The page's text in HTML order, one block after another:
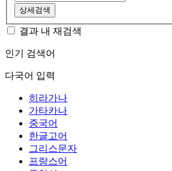
상세검색
결과 내 재검색
인기 검색어
다국어 입력
히라가나
가타카나
중국어
한글고어
그리스문자
프랑스어